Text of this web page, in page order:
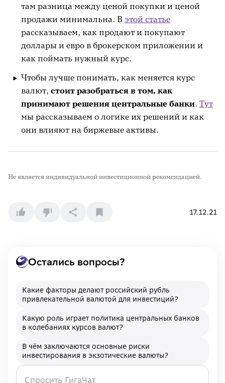
там разница между ценой покупки и ценой
продажи минимальна. В этой статье
рассказываем, как продают и покупают
доллары и евро в брокерском приложении и
как поймать нужный курс.
Чтобы лучше понимать, как меняется курс
валют, стоит разобраться в том, как
принимают решения центральные банки. Тут
мы рассказываем о логике их решений и как
они влияют на биржевые активы.
Не является индивидуальной инвестиционной рекомендацией.
17.12.21
Остались вопросы?
Какие факторы делают российский рубль
привлекательной валютой для инвестиций?
Какую роль играет политика центральных банков
в колебаниях курсов валют?
В чём заключаются основные риски
инвестирования в экзотические валюты?